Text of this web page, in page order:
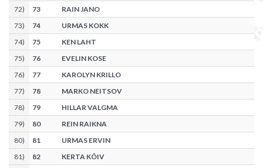
72) 73
RAIN JANO
73) 74
URMAS KOKK
74) 75
KEN LAHT
75) 76
EVELIN KOSE
76) 77
KAROLYN KRILLO
77) 78
MARKO NEITSOV
78) 79
HILLAR VALGMA
79) 80
REIN RAIKNA
80) 81
URMAS ERVIN
81) 82
KERTA KÕIV